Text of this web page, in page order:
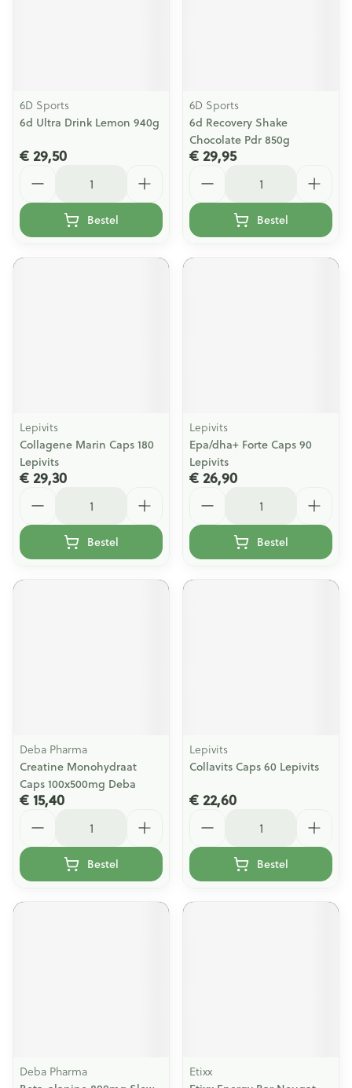
6D Sports
6d Ultra Drink Lemon 940g
€ 29,50
Bestel
6D Sports
6d Recovery Shake
Chocolate Pdr 850g
€ 29,95
Bestel
Lepivits
Collagene Marin Caps 180
Lepivits
€ 29,30
Bestel
Lepivits
Epa/dha+ Forte Caps 90
Lepivits
€ 26,90
Bestel
Deba Pharma
Creatine Monohydraat
Caps 100x500mg Deba
€ 15,40
Bestel
Lepivits
Collavits Caps 60 Lepivits
€ 22,60
Bestel
Deba Pharma
Etixx